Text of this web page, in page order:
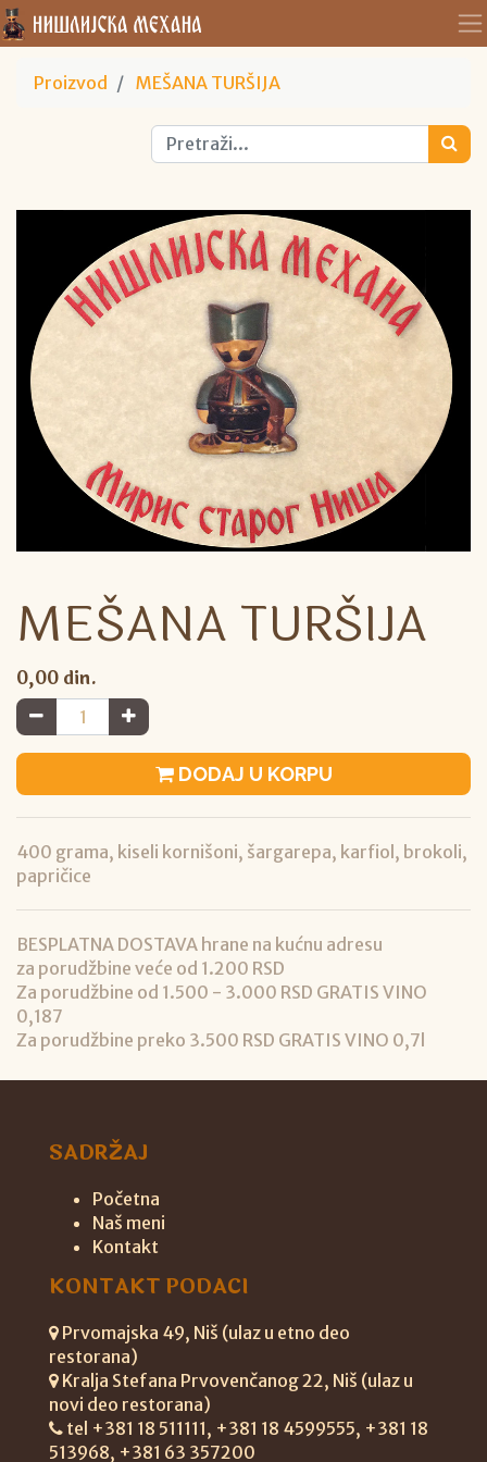
Proizvod MEŠANA TURŠIJA
MEŠANA TURŠIJA
0,00 din.
DODAJ U KORPU
400 grama, kiseli kornišoni, šargarepa, karfiol, brokoli,
papričice
BESPLATNA DOSTAVA hrane na kućnu adresu
za porudžbine veće od 1.200 RSD
Za porudžbine od 1.500 - 3.000 RSD GRATIS VINO
0,187
Za porudžbine preko 3.500 RSD GRATIS VINO 0,7l
SADRŽAJ
Početna
Naš meni
Kontakt
KONTAKT PODACI
Prvomajska 49, Niš (ulaz u etno deo
restorana)
Kralja Stefana Prvovenčanog 22, Niš (ulaz u
novi deo restorana)
tel +381 18 511111, +381 18 4599555, +381 18
513968, +381 63 357200